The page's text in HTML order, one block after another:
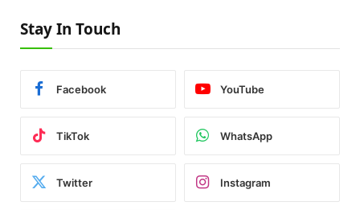
Stay In Touch
Facebook YouTube
TikTok WhatsApp
Twitter Instagram